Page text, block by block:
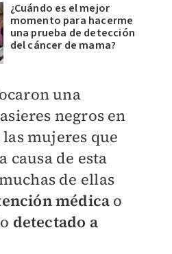
¿Cuándo es el mejor
momento para hacerme
una prueba de detección
del cáncer de mama?
una
negros en
mujeres que
a causa de esta
de ellas
médicao
detectado a